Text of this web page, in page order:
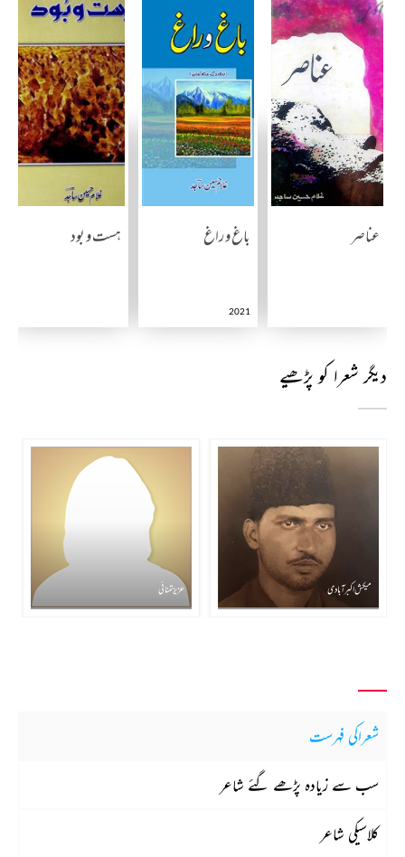
عناصر باغ و راغ
2021
ہست و بود
دیگر شعرا کو پڑھیے
میکش اکبرآبادی عزیز تمنائی
شعراکی فہرست
سب سے زیادہ پڑھے گئے شاعر
کلاسیکی شاعر